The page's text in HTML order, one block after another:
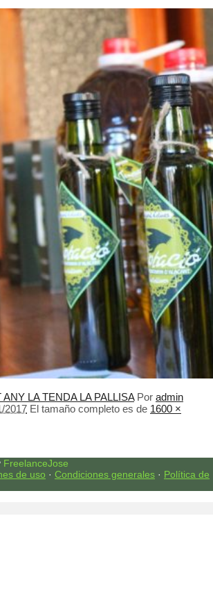
LA TENDA LA PALLISA Por admin
2017 El tamaño completo es de 1600 ×
FreelanceJose
de uso · Condiciones generales · Política de